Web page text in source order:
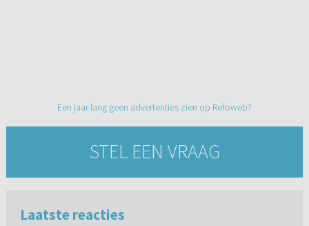
Een jaar lang geen advertenties zien op Refoweb?
STEL EEN VRAAG
Laatste reacties